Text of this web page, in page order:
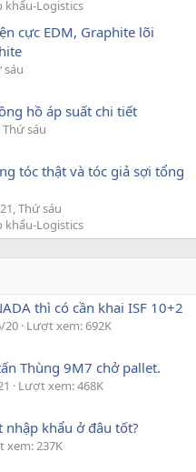
khẩu-Logistics
cực EDM, Graphite lõi
sáu
hồ áp suất chi tiết
Thứ sáu
tóc thật và tóc giả sợi tổng
Thứ sáu
khẩu-Logistics
thì có cần khai ISF 10+2
20 Lượt xem: 692K
Thùng 9M7 chở pallet.
Lượt xem: 468K
nhập khẩu ở đâu tốt?
xem: 237K